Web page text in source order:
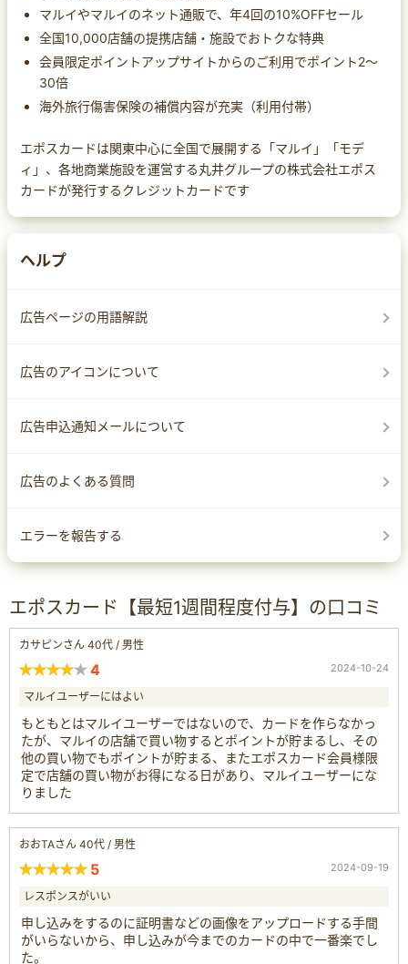
マルイやマルイのネット通販で、年4回の10%OFFセール
全国10,000店舗の提携店舗・施設でおトクな特典
会員限定ポイントアップサイトからのご利用でポイント2～
30倍
海外旅行傷害保険の補償内容が充実（利用付帯）
エポスカードは関東中心に全国で展開する「マルイ」「モデ
ィ」、各地商業施設を運営する丸井グループの株式会社エポス
カードが発行するクレジットカードです
ヘルプ
広告ページの用語解説
広告のアイコンについて
広告申込通知メールについて
広告のよくある質問
エラーを報告する
エポスカード【最短1週間程度付与】の口コミ
カサピンさん 40代 / 男性
4 2024-10-24
マルイユーザーにはよい
もともとはマルイユーザーではないので、カードを作らなかっ
たが、マルイの店舗で買い物するとポイントが貯まるし、その
他の買い物でもポイントが貯まる、またエポスカード会員様限
定で店舗の買い物がお得になる日があり、マルイユーザーにな
りました
おおTAさん 40代 / 男性
5 2024-09-19
レスポンスがいい
申し込みをするのに証明書などの画像をアップロードする手間
がいらないから、申し込みが今までのカードの中で一番楽でし
た。